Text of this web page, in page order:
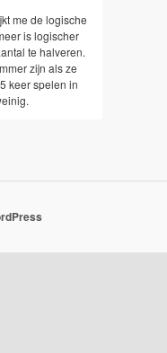
me de logische
is logischer
te halveren.
zijn als ze
keer spelen in